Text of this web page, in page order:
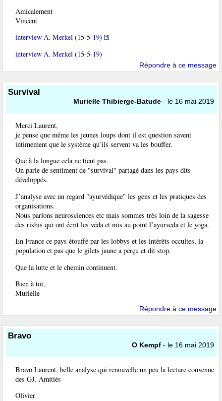
Amicalement
Vincent
interview A. Merkel (15-5-19)
interview A. Merkel (15-5-19)
Répondre à ce message
Survival
Murielle Thibierge-Batude - le 16 mai 2019
Merci Laurent,
je pense que même les jeunes loups dont il est question savent
intimement que le système qu’ils servent va les bouffer.
Que à la longue cela ne tient pas.
On parle de sentiment de "survival" partagé dans les pays dits
développés.
J’analyse avec un regard "ayurvédique" les gens et les pratiques des
organisations.
Nous parlons neurosciences etc mais sommes très loin de la sagesse
des rishis qui ont écrit les véda et mis au point l’ayurveda et le yoga.
En France ce pays étouffé par les lobbys et les intérêts occultes, la
population et pas que le gilets jaune a perçu et dit stop.
Que la lutte et le chemin continuent.
Bien à toi,
Murielle
Répondre à ce message
Bravo
O Kempf - le 16 mai 2019
Bravo Laurent, belle analyse qui renouvelle un peu la lecture convenue
des GJ. Amitiés
Olivier